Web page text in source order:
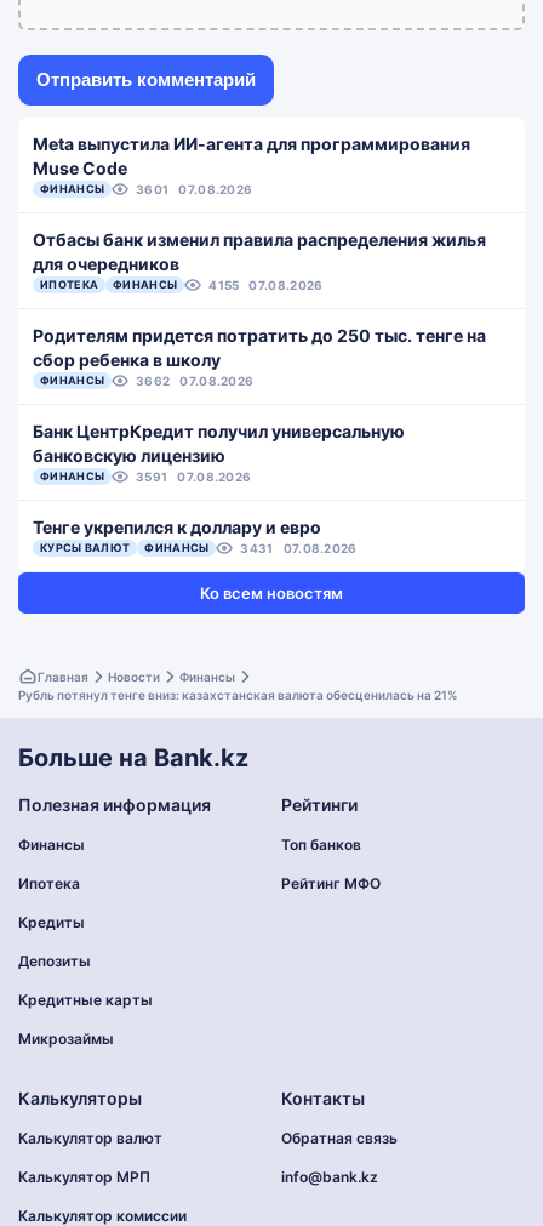
Meta выпустила ИИ-агента для программирования
Muse Code
ФИНАНСЫ 3601 07.08.2026
Отбасы банк изменил правила распределения жилья
для очередников
ИПОТЕКА ФИНАНСЫ 4155 07.08.2026
Родителям придется потратить до 250 тыс. тенге на
сбор ребенка в школу
ФИНАНСЫ 3662 07.08.2026
Банк ЦентрКредит получил универсальную
банковскую лицензию
ФИНАНСЫ 3591 07.08.2026
Тенге укрепился к доллару и евро
КУРСЫ ВАЛЮТ ФИНАНСЫ 3431 07.08.2026
Ко всем новостям
Главная Новости
Финансы
Рубль потянул тенге вниз: казахстанская валюта обесценилась на 21%
Больше на Bank.kz
Полезная информация
Финансы
Ипотека
Кредиты
Депозиты
Кредитные карты
Микрозаймы
Рейтинги
Топ банков
Рейтинг МФО
Калькуляторы
Калькулятор валют
Калькулятор МРП
Калькулятор комиссии
Контакты
Обратная связь
info@bank.kz